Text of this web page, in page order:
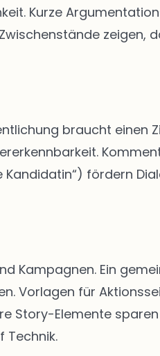
Kurze
zeigen,
braucht einen
fördern
Kampagnen. Ein
Vorlagen für
Story-Elemente
Technik.